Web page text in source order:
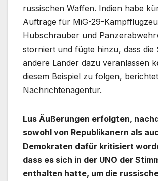
russischen Waffen. Indien habe
Aufträge für MiG-29-
Hubschrauber und
storniert und fügte hinzu, dass die
andere Länder dazu veranlassen
diesem Beispiel zu folgen,
Nachrichtenagentur.
Lus Äußerungen erfolgten,
sowohl von Republikanern als
Demokraten dafür kritisiert
dass es sich in der UNO der
enthalten hatte, um die